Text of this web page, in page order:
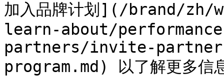
加入品牌计划](/brand/
learn-about/
partners/invite-
program.md) 以了解更多信